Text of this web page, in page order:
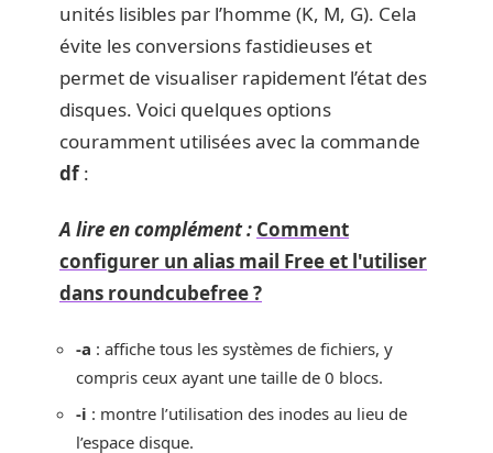
unités lisibles par l’homme (K, M, G). Cela
évite les conversions fastidieuses et
permet de visualiser rapidement l’état des
disques. Voici quelques options
couramment utilisées avec la commande
df:
A lire en complément : Comment
configurer un alias mail Free et l'utiliser
dans roundcubefree ?
-a : affiche tous les systèmes de fichiers, y
compris ceux ayant une taille de 0 blocs.
-i : montre l’utilisation des inodes au lieu de
l’espace disque.